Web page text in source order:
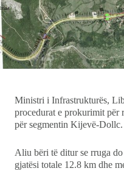
Art Jete
Kulturë
Showbiz
Ekonomi
Teknologji
Udhëtime
Ministri i Infrastrukturës,
procedurat e prokurimit për
për segmentin Kijevë-Dollc.
Aliu bëri të ditur se rruga
gjatësi totale 12.8 km dhe